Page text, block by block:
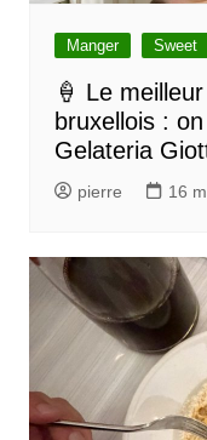
e
c
Manger Sweet
🍦 Le
bruxellois :
Gelateria
pierre 16